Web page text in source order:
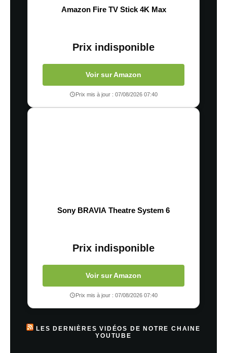
Amazon Fire TV Stick 4K Max
Prix indisponible
Voir sur Amazon
Prix mis à jour : 07/08/2026 07:40
Sony BRAVIA Theatre System 6
Prix indisponible
Voir sur Amazon
Prix mis à jour : 07/08/2026 07:40
LES DERNIÈRES VIDÉOS DE NOTRE CHAINE
YOUTUBE